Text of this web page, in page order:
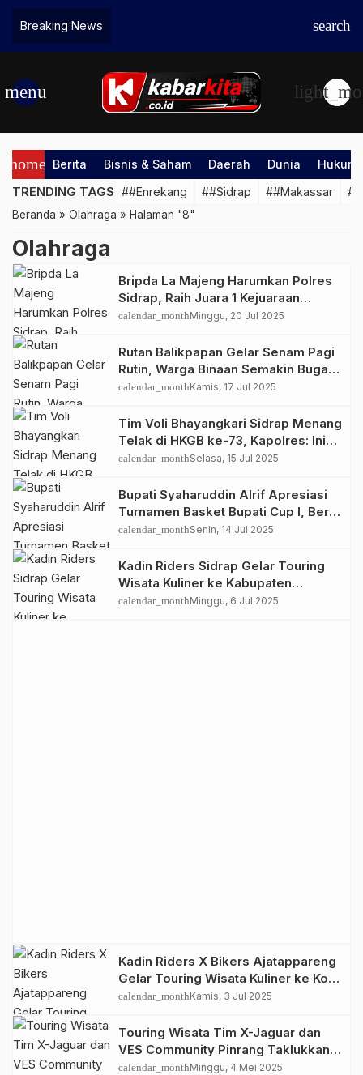
Breaking News search
menu
home Berita Bisnis & Saham Daerah Dunia Hukum
TRENDING TAGS ##Enrekang ##Sidrap ##Makassar
Beranda » Olahraga » Halaman "8"
Olahraga
Bripda La Majeng Harumkan Polres
Sidrap, Raih Juara 1 Kejuaraan
Karate Inkanas Sulsel 2025
calendar_monthMinggu, 20 Jul 2025
Rutan Balikpapan Gelar Senam Pagi
Rutin, Warga Binaan Semakin Bugar
dan Semangat
calendar_monthKamis, 17 Jul 2025
Tim Voli Bhayangkari Sidrap Menang
Telak di HKGB ke-73, Kapolres: Ini
Ajang Silaturahmi dan Sportivitas
calendar_monthSelasa, 15 Jul 2025
Bupati Syaharuddin Alrif Apresiasi
Turnamen Basket Bupati Cup I, Beri
Tantangan Hadiah Three Point
calendar_monthSenin, 14 Jul 2025
Kadin Riders Sidrap Gelar Touring
Wisata Kuliner ke Kabupaten
Polman, Sulawesi Barat
calendar_monthMinggu, 6 Jul 2025
Kadin Riders X Bikers Ajatappareng
Gelar Touring Wisata Kuliner ke Kota
Parepare
calendar_monthKamis, 3 Jul 2025
Touring Wisata Tim X-Jaguar dan
VES Community Pinrang Taklukkan
Jalur “PERJAKA” Desa Basseang
calendar_monthMinggu, 4 Mei 2025